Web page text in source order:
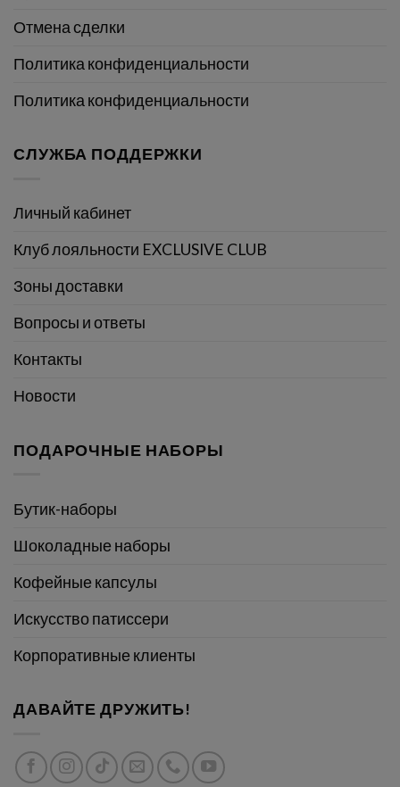
Отмена сделки
Политика конфиденциальности
Политика конфиденциальности
СЛУЖБА ПОДДЕРЖКИ
Личный кабинет
Клуб лояльности EXCLUSIVE CLUB
Зоны доставки
Вопросы и ответы
Контакты
Новости
ПОДАРОЧНЫЕ НАБОРЫ
Бутик-наборы
Шоколадные наборы
Кофейные капсулы
Искусство патиссери
Корпоративные клиенты
ДАВАЙТЕ ДРУЖИТЬ!